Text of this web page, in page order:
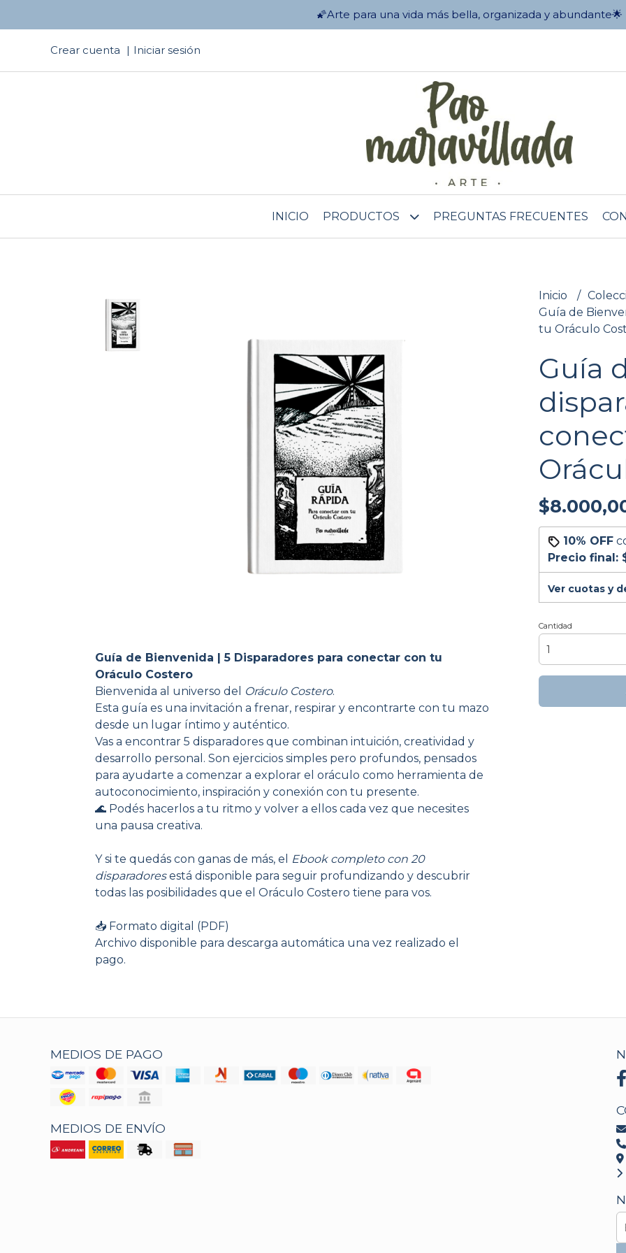
🌠Arte para una vida más bella, organizada y abundante🌟
Crear cuenta Iniciar sesión
INICIO PRODUCTOS PREGUNTAS FRECUENTES
Guía de Bienvenida | 5 Disparadores para conectar con tu
Oráculo Costero
Bienvenida al universo del
Oráculo Costero.
Esta guía es una invitación a frenar, respirar y encontrarte con tu mazo
desde un lugar íntimo y auténtico.
Vas a encontrar 5 disparadores que combinan intuición, creatividad y
desarrollo personal. Son ejercicios simples pero profundos, pensados
para ayudarte a comenzar a explorar el oráculo como herramienta de
autoconocimiento, inspiración y conexión con tu presente.
🌊 Podés hacerlos a tu ritmo y volver a ellos cada vez que necesites
una pausa creativa.
Y si te quedás con ganas de más, el
Ebook completo con 20
disparadoresestá disponible para seguir profundizando y descubrir
todas las posibilidades que el Oráculo Costero tiene para vos.
📥 Formato digital (PDF)
Archivo disponible para descarga automática una vez realizado el
pago.
Inicio
Guía de
tu Oráculo
Guía
10% OFF
Precio final:
Ver cuotas y
Cantidad
MEDIOS DE PAGO
MEDIOS DE ENVÍO